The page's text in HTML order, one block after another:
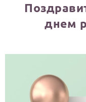
ПО ФОРМАТУ
Песни
Открытки
Стихи и тексты
ИНСТРУМЕНТЫ
ОТЗЫВЫ
днем